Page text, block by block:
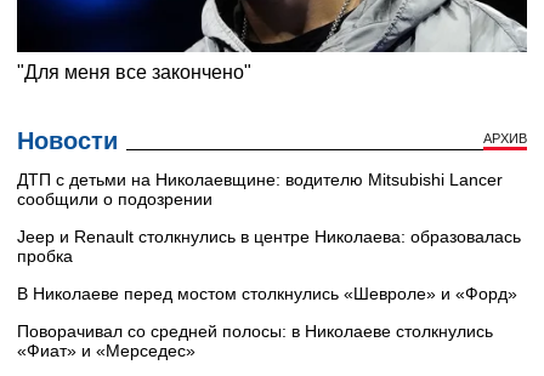
Новости АРХИВ
ДТП с детьми на Николаевщине: водителю Mitsubishi Lancer
сообщили о подозрении
Jeep и Renault столкнулись в центре Николаева: образовалась
пробка
В Николаеве перед мостом столкнулись «Шевроле» и «Форд»
Поворачивал со средней полосы: в Николаеве столкнулись
«Фиат» и «Мерседес»